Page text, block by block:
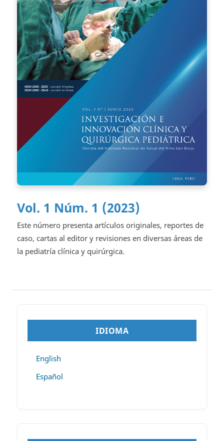
Vol. 1 Núm. 1 (2023)
Este número presenta artículos originales, reportes de
caso, cartas al editor y revisiones en diversas áreas de
la pediatría clínica y quirúrgica.
IDIOMA
English
Español